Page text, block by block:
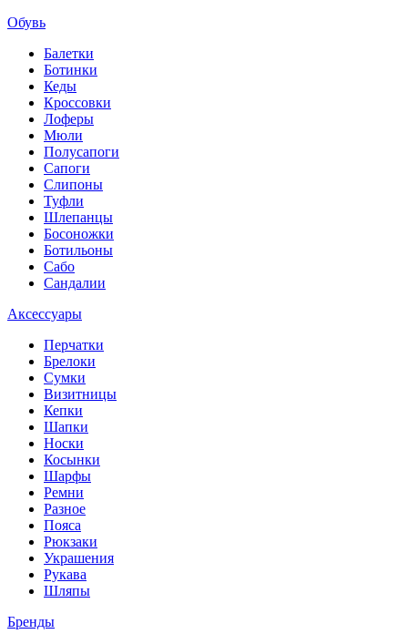
Обувь
Балетки
Ботинки
Кеды
Кроссовки
Лоферы
Мюли
Полусапоги
Сапоги
Слипоны
Туфли
Шлепанцы
Босоножки
Ботильоны
Сабо
Сандалии
Аксессуары
Перчатки
Брелоки
Сумки
Визитницы
Кепки
Шапки
Носки
Косынки
Шарфы
Ремни
Разное
Пояса
Рюкзаки
Украшения
Рукава
Шляпы
Бренды